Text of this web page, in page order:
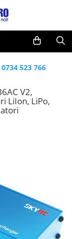
0734 523 766
V2,
LiIon, LiPo,